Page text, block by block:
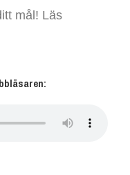
mål! Läs